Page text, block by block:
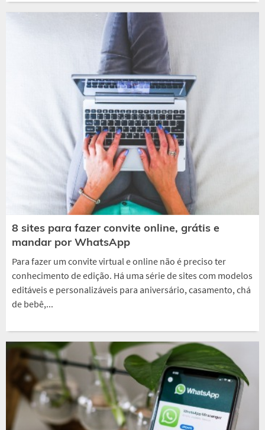
8 sites para fazer convite online, grátis e
mandar por WhatsApp
Para fazer um convite virtual e online não é preciso ter
conhecimento de edição. Há uma série de sites com modelos
editáveis e personalizáveis para aniversário, casamento, chá
de bebê,...